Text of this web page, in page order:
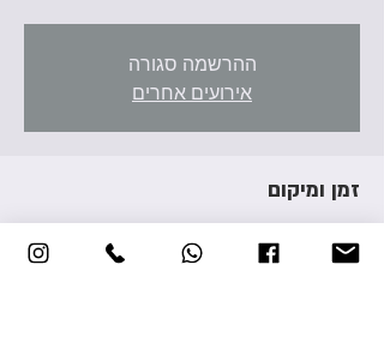
ההרשמה סגורה
אירועים אחרים
זמן ומיקום
05 במאי 2026, 17:00 – 20:00
יהוד מונוסון, אברהם גירון 3, יהוד מונוסון, ישראל